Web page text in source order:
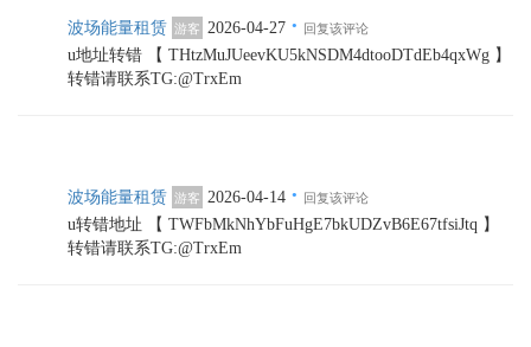
波场能量租赁 游客 2026-04-27 · 回复该评论
u地址转错 【 THtzMuJUeevKU5kNSDM4dtooDTdEb4qxWg 】
转错请联系TG:@TrxEm
波场能量租赁 游客 2026-04-14 · 回复该评论
u转错地址 【 TWFbMkNhYbFuHgE7bkUDZvB6E67tfsiJtq 】
转错请联系TG:@TrxEm